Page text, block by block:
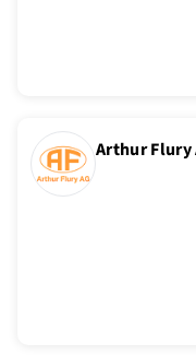
Arthur Flury